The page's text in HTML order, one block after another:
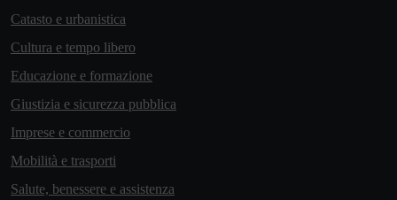
Catasto e urbanistica
Cultura e tempo libero
Educazione e formazione
Giustizia e sicurezza pubblica
Imprese e commercio
Mobilità e trasporti
Salute, benessere e assistenza